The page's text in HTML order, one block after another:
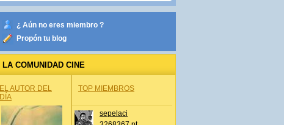
¿ Aún no eres miembro ?
Propón tu blog
LA COMUNIDAD CINE
EL AUTOR DEL
DÍA
TOP MIEMBROS
sepelaci